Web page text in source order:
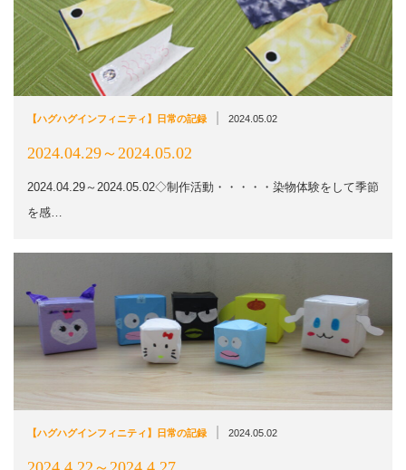
【ハグハグインフィニティ】日常の記録 2024.05.02
2024.04.29～2024.05.02
2024.04.29～2024.05.02◇制作活動・・・・・染物体験をして季節
を感…
【ハグハグインフィニティ】日常の記録 2024.05.02